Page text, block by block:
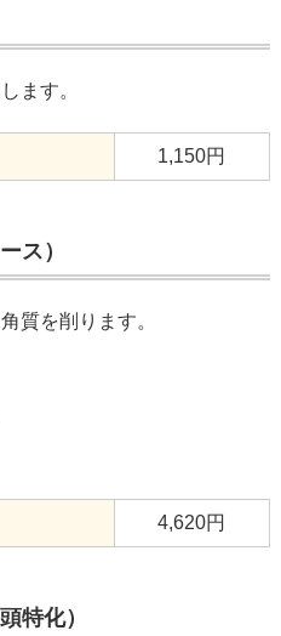
ます。
1,150円
ス）
質を削ります。
4,620円
特化）